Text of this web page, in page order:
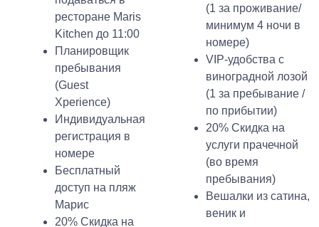
ресторане Maris
Kitchen до 11:00
Планировщик
пребывания
(Guest
Xperience)
Индивидуальная
регистрация в
номере
Бесплатный
доступ на пляж
Марис
20% Скидка на
(1 за проживание/
минимум 4 ночи в
номере)
VIP-удобства с
виноградной лозой
(1 за пребывание /
по прибытии)
20% Скидка на
услуги прачечной
(во время
пребывания)
Вешалки из сатина,
веник и